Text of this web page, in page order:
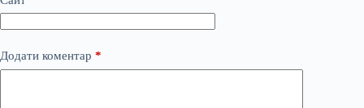
Додати коментар *